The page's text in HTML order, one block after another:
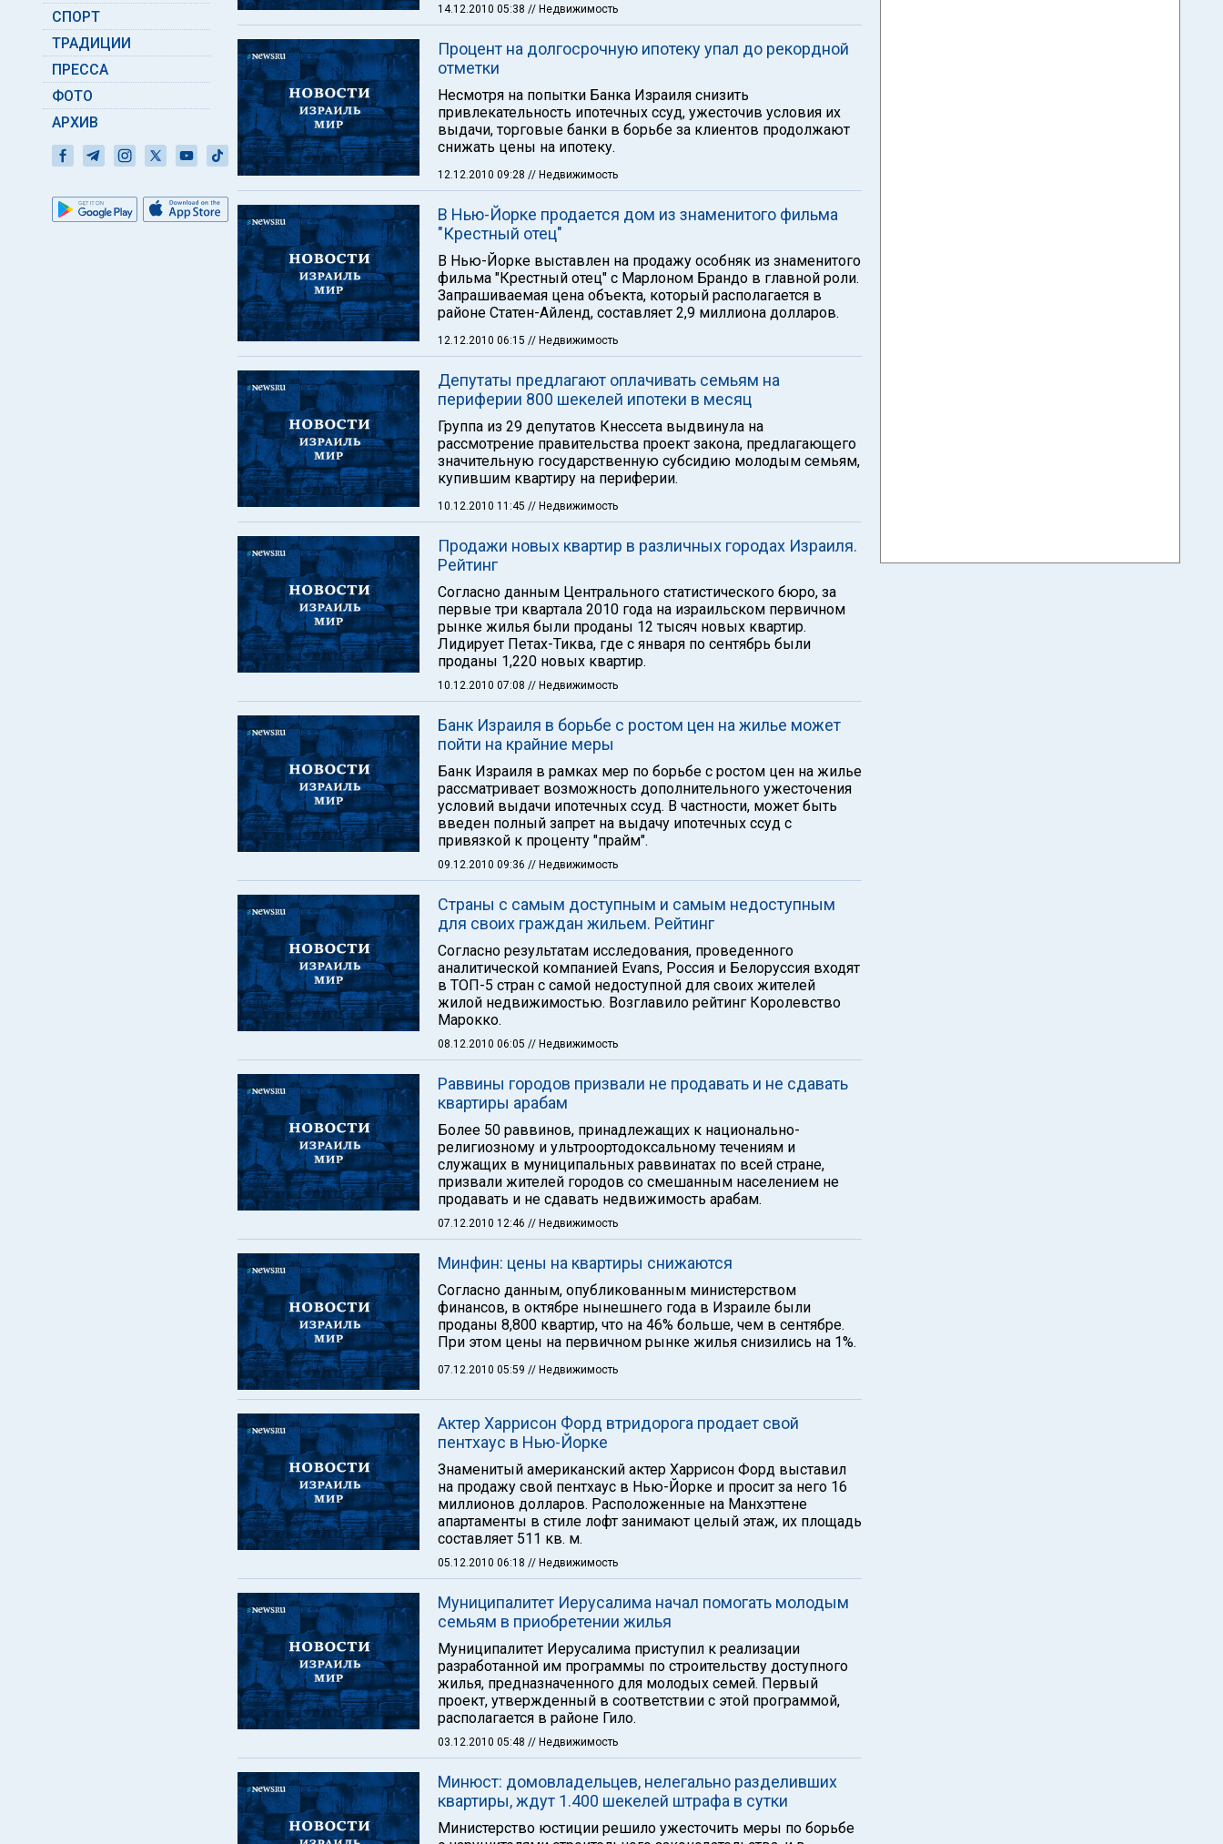
СПОРТ
ТРАДИЦИИ
ПРЕССА
ФОТО
АРХИВ
14.12.2010 05:38 // Недвижимость
Процент на долгосрочную ипотеку упал до рекордной
отметки
Несмотря на попытки Банка Израиля снизить
привлекательность ипотечных ссуд, ужесточив условия их
выдачи, торговые банки в борьбе за клиентов продолжают
снижать цены на ипотеку.
12.12.2010 09:28 // Недвижимость
В Нью-Йорке продается дом из знаменитого фильма
"Крестный отец"
В Нью-Йорке выставлен на продажу особняк из знаменитого
фильма "Крестный отец" с Марлоном Брандо в главной роли.
Запрашиваемая цена объекта, который располагается в
районе Статен-Айленд, составляет 2,9 миллиона долларов.
12.12.2010 06:15 // Недвижимость
Депутаты предлагают оплачивать семьям на
периферии 800 шекелей ипотеки в месяц
Группа из 29 депутатов Кнессета выдвинула на
рассмотрение правительства проект закона, предлагающего
значительную государственную субсидию молодым семьям,
купившим квартиру на периферии.
10.12.2010 11:45 // Недвижимость
Продажи новых квартир в различных городах Израиля.
Рейтинг
Согласно данным Центрального статистического бюро, за
первые три квартала 2010 года на израильском первичном
рынке жилья были проданы 12 тысяч новых квартир.
Лидирует Петах-Тиква, где с января по сентябрь были
проданы 1,220 новых квартир.
10.12.2010 07:08 // Недвижимость
Банк Израиля в борьбе с ростом цен на жилье может
пойти на крайние меры
Банк Израиля в рамках мер по борьбе с ростом цен на жилье
рассматривает возможность дополнительного ужесточения
условий выдачи ипотечных ссуд. В частности, может быть
введен полный запрет на выдачу ипотечных ссуд с
привязкой к проценту "прайм".
09.12.2010 09:36 // Недвижимость
Страны с самым доступным и самым недоступным
для своих граждан жильем. Рейтинг
Согласно результатам исследования, проведенного
аналитической компанией Evans, Россия и Белоруссия входят
в ТОП-5 стран с самой недоступной для своих жителей
жилой недвижимостью. Возглавило рейтинг Королевство
Марокко.
08.12.2010 06:05 // Недвижимость
Раввины городов призвали не продавать и не сдавать
квартиры арабам
Более 50 раввинов, принадлежащих к национально-
религиозному и ультроортодоксальному течениям и
служащих в муниципальных раввинатах по всей стране,
призвали жителей городов со смешанным населением не
продавать и не сдавать недвижимость арабам.
07.12.2010 12:46 // Недвижимость
Минфин: цены на квартиры снижаются
Согласно данным, опубликованным министерством
финансов, в октябре нынешнего года в Израиле были
проданы 8,800 квартир, что на 46% больше, чем в сентябре.
При этом цены на первичном рынке жилья снизились на 1%.
07.12.2010 05:59 // Недвижимость
Актер Харрисон Форд втридорога продает свой
пентхаус в Нью-Йорке
Знаменитый американский актер Харрисон Форд выставил
на продажу свой пентхаус в Нью-Йорке и просит за него 16
миллионов долларов. Расположенные на Манхэттене
апартаменты в стиле лофт занимают целый этаж, их площадь
составляет 511 кв. м.
05.12.2010 06:18 // Недвижимость
Муниципалитет Иерусалима начал помогать молодым
семьям в приобретении жилья
Муниципалитет Иерусалима приступил к реализации
разработанной им программы по строительству доступного
жилья, предназначенного для молодых семей. Первый
проект, утвержденный в соответствии с этой программой,
располагается в районе Гило.
03.12.2010 05:48 // Недвижимость
Минюст: домовладельцев, нелегально разделивших
квартиры, ждут 1.400 шекелей штрафа в сутки
Министерство юстиции решило ужесточить меры по борьбе